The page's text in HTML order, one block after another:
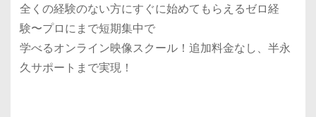
全くの経験のない方にすぐに始めてもらえるゼロ経
験〜プロにまで短期集中で
学べるオンライン映像スクール！追加料金なし、半永
久サポートまで実現！